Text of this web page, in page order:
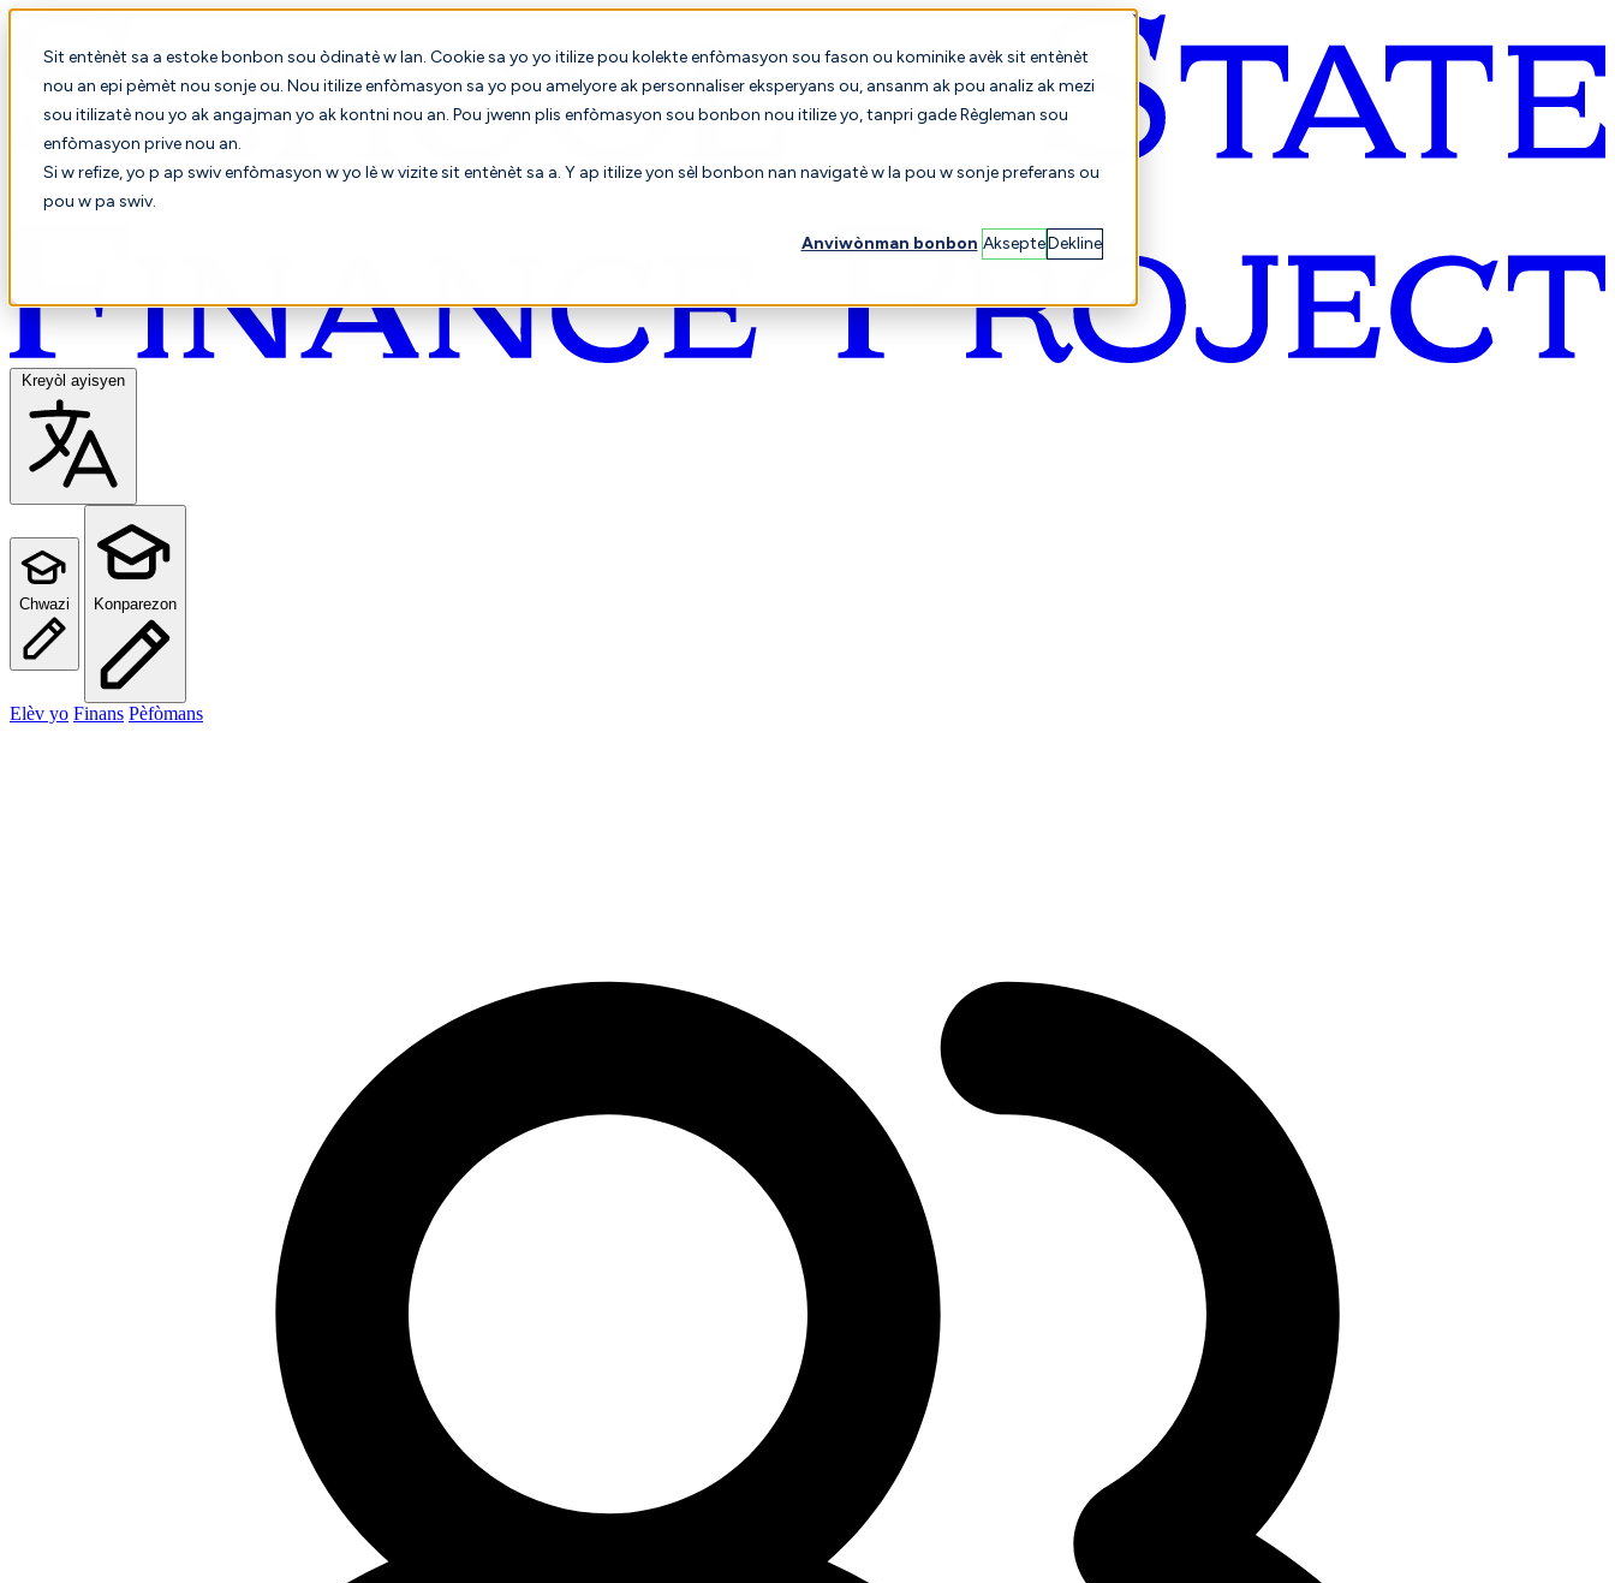
Sit entènèt sa a estoke bonbon sou òdinatè w lan. Cookie sa yo yo itilize pou kolekte enfòmasyon sou fason ou kominike avèk sit entènèt
nou an epi pèmèt nou sonje ou. Nou itilize enfòmasyon sa yo pou amelyore ak personnaliser eksperyans ou, ansanm ak pou analiz ak mezi
sou itilizatè nou yo ak angajman yo ak kontni nou an. Pou jwenn plis enfòmasyon sou bonbon nou itilize yo, tanpri gade Règleman sou
enfòmasyon prive nou an.
Si w refize, yo p ap swiv enfòmasyon w yo lè w vizite sit entènèt sa a. Y ap itilize yon sèl bonbon nan navigatè w la pou w sonje preferans ou
pou w pa swiv.
Anviwònman bonbon AksepteDekline
Kreyòl ayisyen
Chwazi Konparezon
Elèv yo Finans Pèfòmans